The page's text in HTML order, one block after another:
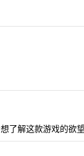
了解这款游戏的欲